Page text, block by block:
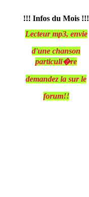
!!! Infos du Mois !!!
Lecteur mp3, envie
d'une chanson
particuli�re
demandez la sur le
forum!!